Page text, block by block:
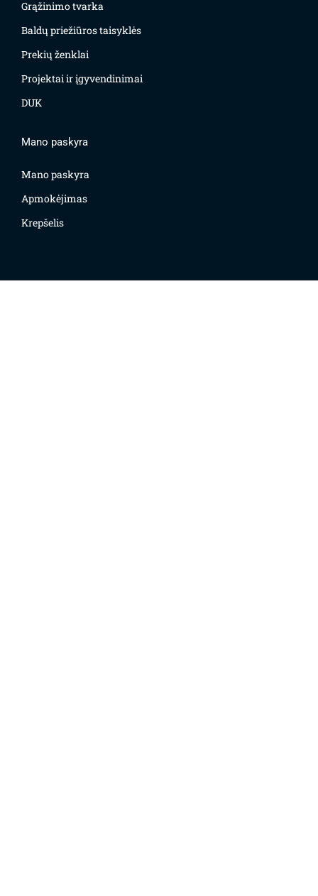
Grąžinimo tvarka
Baldų priežiūros taisyklės
Prekių ženklai
Projektai ir įgyvendinimai
DUK
Mano paskyra
Mano paskyra
Apmokėjimas
Krepšelis